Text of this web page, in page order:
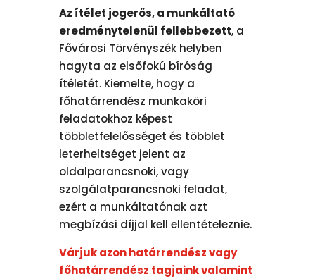
Az ítélet jogerős, a munkáltató
eredménytelenül fellebbezett, a
Fővárosi Törvényszék helyben
hagyta az elsőfokú bíróság
ítéletét. Kiemelte, hogy a
főhatárrendész munkaköri
feladatokhoz képest
többletfelelősséget és többlet
leterheltséget jelent az
oldalparancsnoki, vagy
szolgálatparancsnoki feladat,
ezért a munkáltatónak azt
megbízási díjjal kell ellentételeznie.
Várjuk azon határrendész vagy
főhatárrendész tagjaink valamint